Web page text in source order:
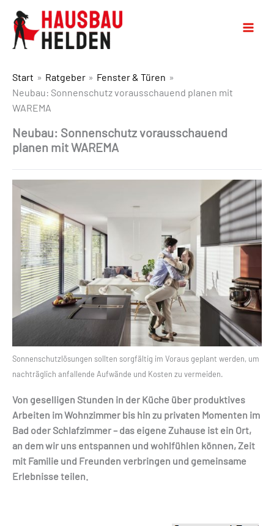
Start Ratgeber
Fenster & Türen
Neubau: Sonnenschutz vorausschauend planen mit
WAREMA
Neubau: Sonnenschutz vorausschauend
planen mit WAREMA
Sonnenschutzlösungen sollten sorgfältig im Voraus geplant werden, um
nachträglich anfallende Aufwände und Kosten zu vermeiden.
Von geselligen Stunden in der Küche über produktives
Arbeiten im Wohnzimmer bis hin zu privaten Momenten im
Bad oder Schlafzimmer – das eigene Zuhause ist ein Ort,
an dem wir uns entspannen und wohlfühlen können, Zeit
mit Familie und Freunden verbringen und gemeinsame
Erlebnisse teilen.